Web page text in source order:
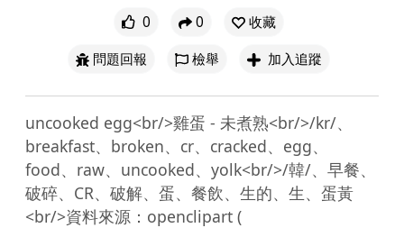
0 0
收藏
問題回報
檢舉 加入追蹤
uncooked egg<br/>雞蛋 - 未煮熟<br/>/kr/、
breakfast、broken、cr、cracked、egg、
food、raw、uncooked、yolk<br/>/韓/、早餐、
破碎、CR、破解、蛋、餐飲、生的、生、蛋黃
<br/>資料來源：openclipart (